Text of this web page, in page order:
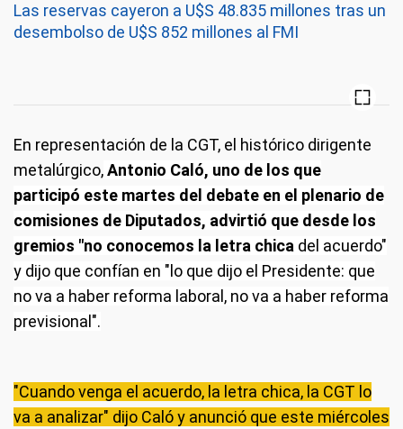
Las reservas cayeron a U$S 48.835 millones tras un
desembolso de U$S 852 millones al FMI
En representación de la CGT, el histórico dirigente
metalúrgico,Antonio Caló, uno de los que
participó este martes del debate en el plenario de
comisiones de Diputados, advirtió que desde los
gremios "no conocemos la letra chica del acuerdo"
y dijo que confían en "lo que dijo el Presidente: que
no va a haber reforma laboral, no va a haber reforma
previsional".
"Cuando venga el acuerdo, la letra chica, la CGT lo
va a analizar" dijo Caló y anunció que este miércoles